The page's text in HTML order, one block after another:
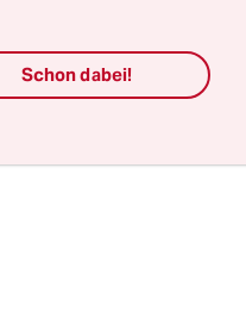
Schon dabei!